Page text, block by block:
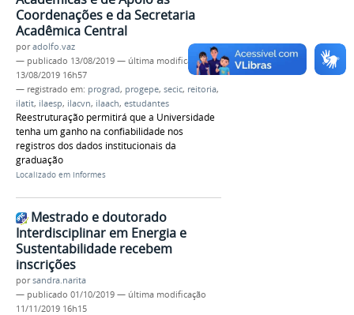
Coordenações e da Secretaria
Acadêmica Central
poradolfo.vaz
— publicado 13/08/2019 — última modificação
13/08/2019 16h57
— registrado em: prograd, progepe, secic, reitoria,
ilatit, ilaesp, ilacvn, ilaach, estudantes
Reestruturação permitirá que a Universidade
tenha um ganho na confiabilidade nos
registros dos dados institucionais da
graduação
Localizado em Informes
Mestrado e doutorado
Interdisciplinar em Energia e
Sustentabilidade recebem
inscrições
porsandra.narita
— publicado 01/10/2019 — última modificação
11/11/2019 16h15